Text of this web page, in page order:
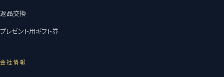
返品交換
プレゼント用ギフト券
会社情報